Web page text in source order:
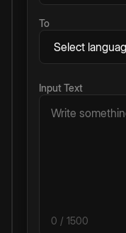
To
Input Text
0 / 1500